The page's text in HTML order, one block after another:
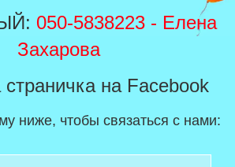
050-5838223 - Елена
Захарова
на Facebook
ниже, чтобы связаться с нами: